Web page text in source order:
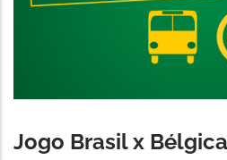
Jogo Brasil x